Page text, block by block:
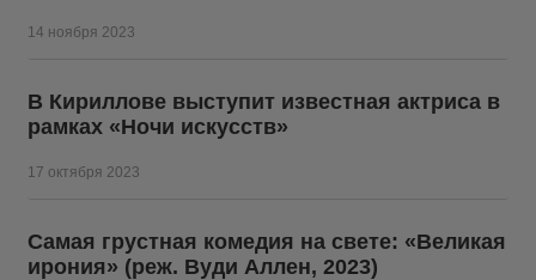
14 ноября 2023
В Кириллове выступит известная актриса в
рамках «Ночи искусств»
17 октября 2023
Самая грустная комедия на свете: «Великая
ирония» (реж. Вуди Аллен, 2023)